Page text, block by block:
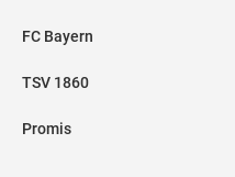
FC Bayern
TSV 1860
Promis